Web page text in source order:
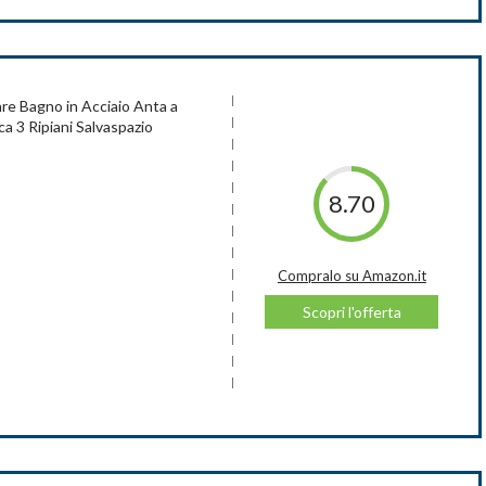
nel pacchetto.
Bagno in Acciaio Anta a
3 Ripiani Salvaspazio
8.70
Compralo su Amazon.it
Scopri l'offerta